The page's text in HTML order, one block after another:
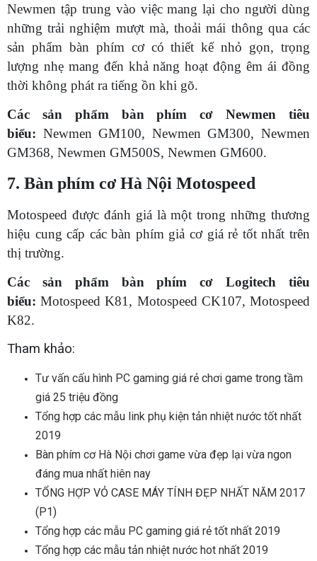
Newmen tập trung vào việc mang lại cho người dùng
những trải nghiệm mượt mà, thoải mái thông qua các
sản phẩm bàn phím cơ có thiết kế nhỏ gọn, trọng
lượng nhẹ mang đến khả năng hoạt động êm ái đồng
thời không phát ra tiếng ồn khi gõ.
Các sản phẩm bàn phím cơ Newmen tiêu
biểu: Newmen GM100, Newmen GM300, Newmen
GM368, Newmen GM500S, Newmen GM600.
7. Bàn phím cơ Hà Nội Motospeed
Motospeed được đánh giá là một trong những thương
hiệu cung cấp các bàn phím giả cơ giá rẻ tốt nhất trên
thị trường.
Các sản phẩm bàn phím cơ Logitech tiêu
biểu: Motospeed K81, Motospeed CK107, Motospeed
K82.
Tham khảo:
Tư vấn cấu hình PC gaming giá rẻ chơi game trong tầm
giá 25 triệu đồng
Tổng hợp các mẫu link phụ kiện tản nhiệt nước tốt nhất
2019
Bàn phím cơ Hà Nội chơi game vừa đẹp lại vừa ngon
đáng mua nhất hiên nay
TỔNG HỢP VỎ CASE MÁY TÍNH ĐẸP NHẤT NĂM 2017
(P1)
Tổng hợp các mẫu PC gaming giá rẻ tốt nhất 2019
Tổng hợp các mẫu tản nhiệt nước hot nhất 2019